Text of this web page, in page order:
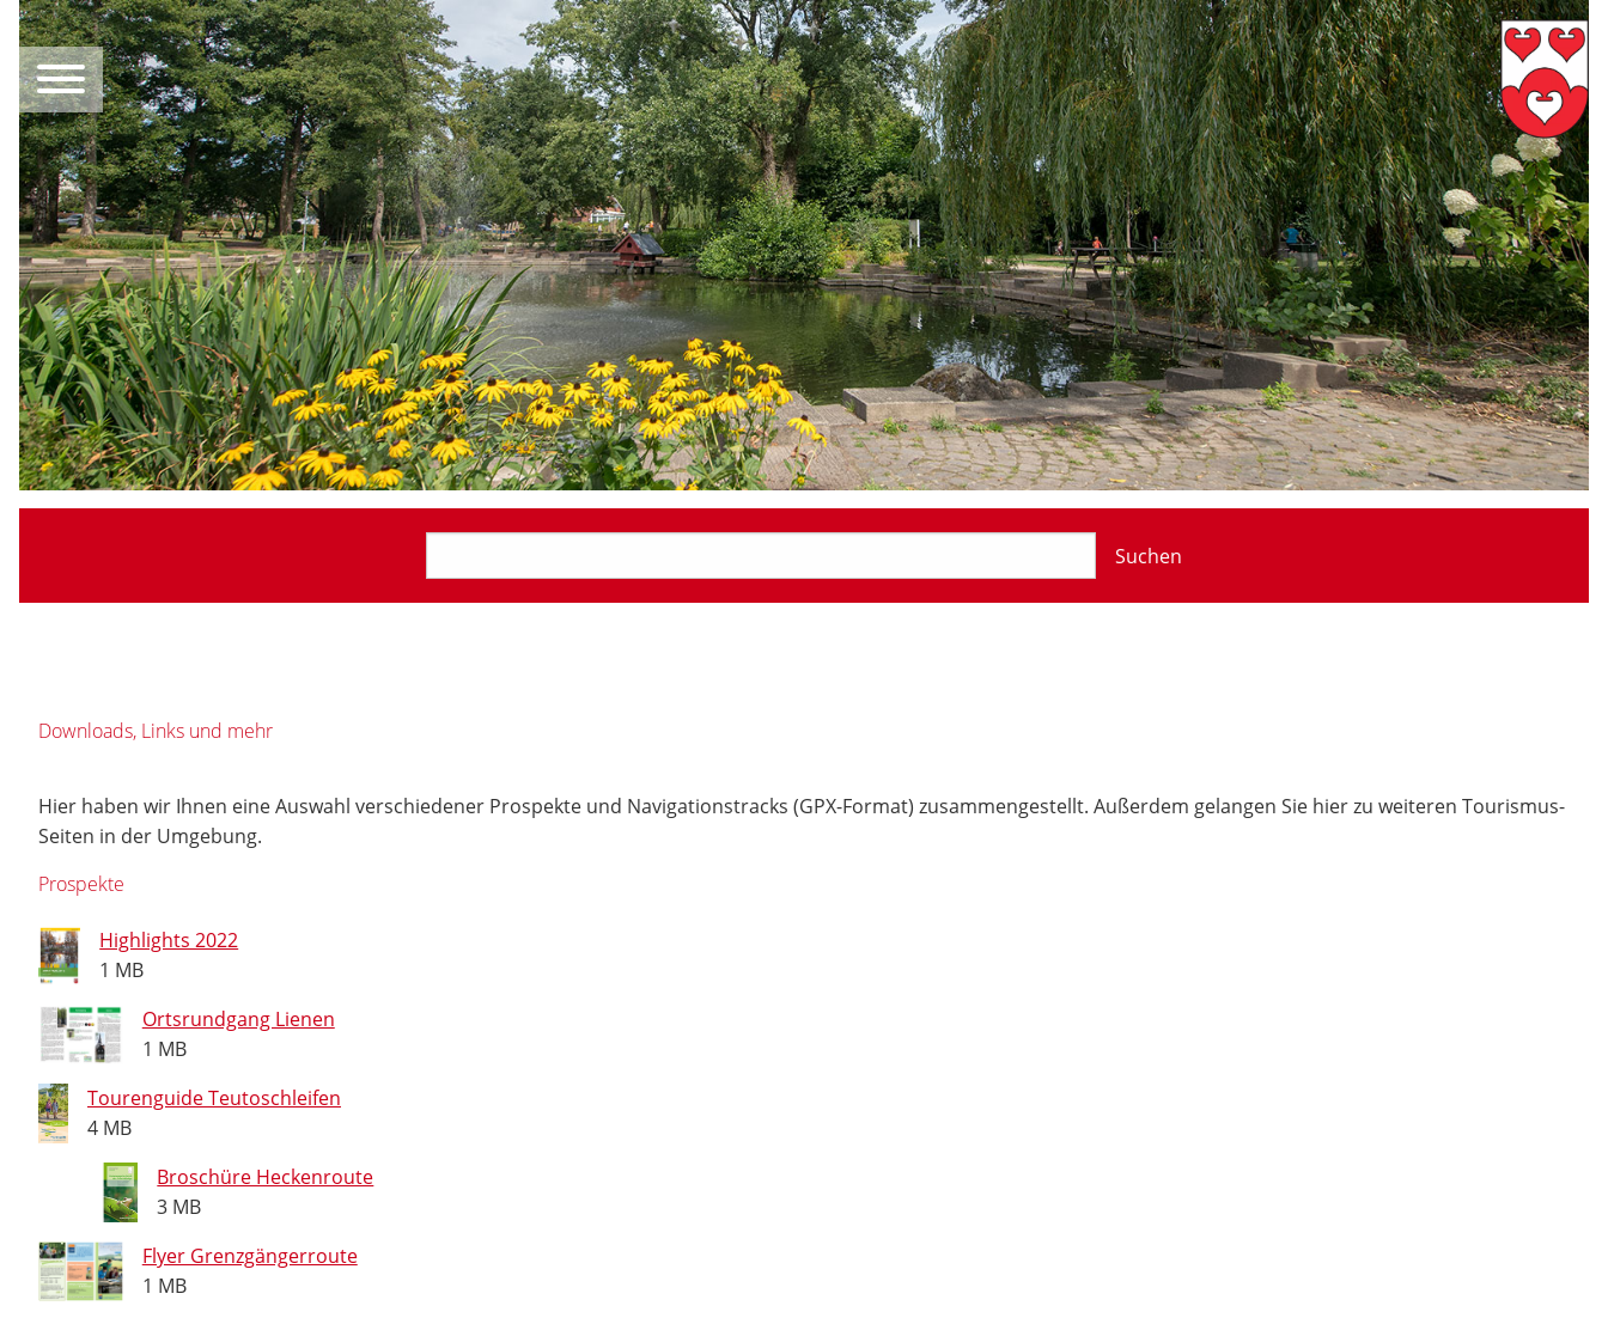
Suchen
Downloads, Links und mehr
Hier haben wir Ihnen eine Auswahl verschiedener Prospekte und Navigationstracks (GPX-Format) zusammengestellt. Außerdem gelangen Sie hier zu weiteren Tourismus-
Seiten in der Umgebung.
Prospekte
Highlights 2022
1 MB
Ortsrundgang Lienen
1 MB
Tourenguide Teutoschleifen
4 MB
Broschüre Heckenroute
3 MB
Flyer Grenzgängerroute
1 MB